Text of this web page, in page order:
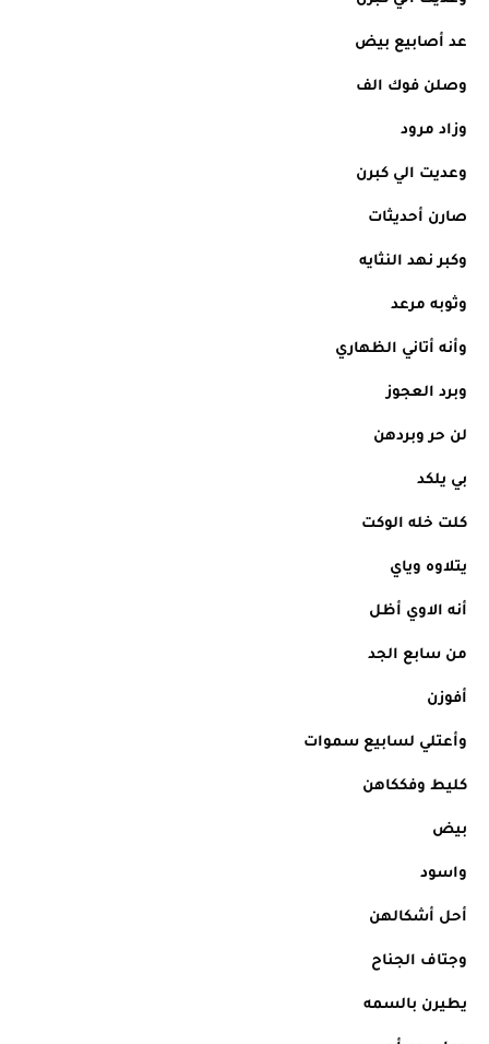
عد أصابيع بيض
وصلن فوك الف
وزاد مرود
وعديت الي كبرن
صارن أحديثات
وكبر نهد النثايه
وثوبه مرعد
وأنه أتاني الظهاري
وبرد العجوز
لن حر وبردهن
بي يلكد
كلت خله الوكت
يتلاوه وياي
أنه الاوي أظل
من سابع الجد
أفوزن
وأعتلي لسابيع سموات
كليط وفككاهن
بيض
واسود
أحل أشكالهن
وجتاف الجناح
يطيرن بالسمه